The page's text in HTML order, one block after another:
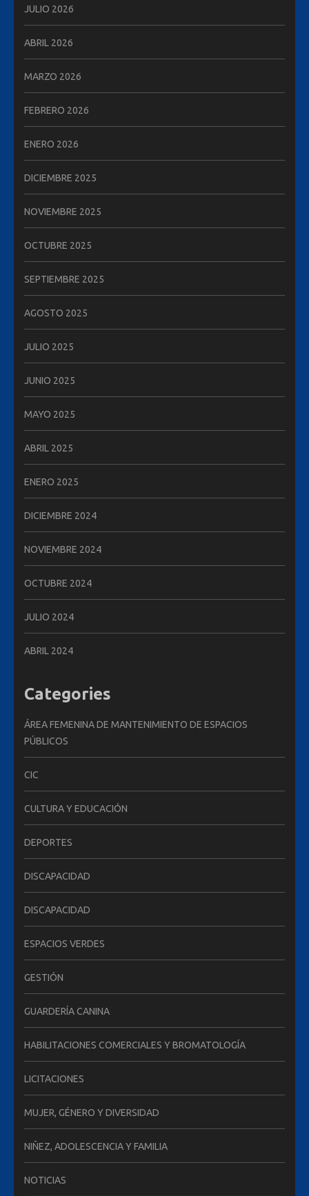
JULIO 2026
ABRIL 2026
MARZO 2026
FEBRERO 2026
ENERO 2026
DICIEMBRE 2025
NOVIEMBRE 2025
OCTUBRE 2025
SEPTIEMBRE 2025
AGOSTO 2025
JULIO 2025
JUNIO 2025
MAYO 2025
ABRIL 2025
ENERO 2025
DICIEMBRE 2024
NOVIEMBRE 2024
OCTUBRE 2024
JULIO 2024
ABRIL 2024
Categories
ÁREA FEMENINA DE MANTENIMIENTO DE ESPACIOS
PÚBLICOS
CIC
CULTURA Y EDUCACIÓN
DEPORTES
DISCAPACIDAD
DISCAPACIDAD
ESPACIOS VERDES
GESTIÓN
GUARDERÍA CANINA
HABILITACIONES COMERCIALES Y BROMATOLOGÍA
LICITACIONES
MUJER, GÉNERO Y DIVERSIDAD
NIÑEZ, ADOLESCENCIA Y FAMILIA
NOTICIAS